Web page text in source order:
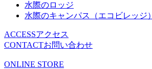
水際のロッジ
水際のキャンパス（エコビレッジ）
ACCESSアクセス
CONTACTお問い合わせ
ONLINE STORE